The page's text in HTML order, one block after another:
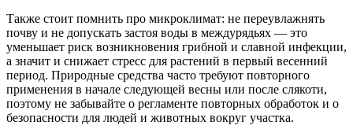
Также стоит помнить про микроклимат: не переувлажнять
почву и не допускать застоя воды в междурядьях — это
уменьшает риск возникновения грибной и славной инфекции,
а значит и снижает стресс для растений в первый весенний
период. Природные средства часто требуют повторного
применения в начале следующей весны или после слякоти,
поэтому не забывайте о регламенте повторных обработок и о
безопасности для людей и животных вокруг участка.